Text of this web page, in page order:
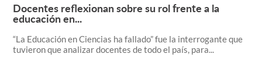
Leer más +
Docentes reflexionan sobre su rol frente a la
educación en...
“La Educación en Ciencias ha fallado” fue la interrogante que
tuvieron que analizar docentes de todo el país, para...